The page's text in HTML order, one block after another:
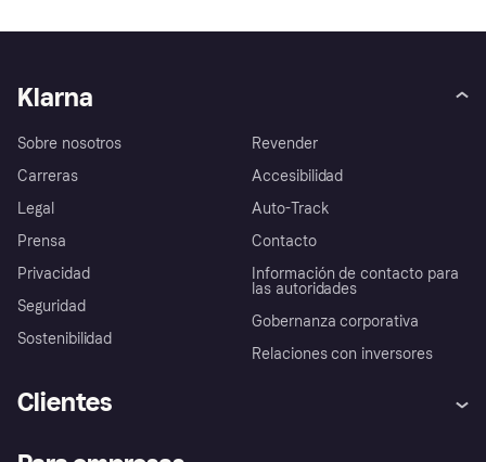
Klarna
Sobre nosotros
Carreras
Legal
Prensa
Privacidad
Seguridad
Sostenibilidad
Revender
Accesibilidad
Auto-Track
Contacto
Información de contacto para
las autoridades
Gobernanza corporativa
Relaciones con inversores
Clientes